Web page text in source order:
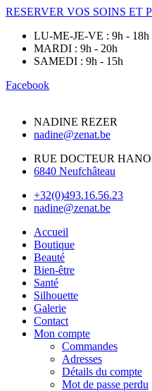
RESERVER VOS SOINS ET
LU-ME-JE-VE : 9h - 18h
MARDI : 9h - 20h
SAMEDI : 9h - 15h
Facebook
NADINE REZER
nadine@zenat.be
RUE DOCTEUR
6840 Neufchâteau
+32(0)493.16.56.23
nadine@zenat.be
Accueil
Boutique
Beauté
Bien-être
Santé
Silhouette
Galerie
Contact
Mon compte
Commandes
Adresses
Détails du compte
Mot de passe perdu